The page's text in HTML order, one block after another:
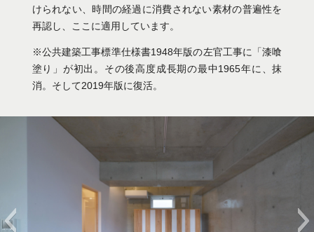
けられない、時間の経過に消費されない素材の普遍性を
再認し、ここに適用しています。
※公共建築工事標準仕様書1948年版の左官工事に「漆喰
塗り」が初出。その後高度成長期の最中1965年に、抹
消。そして2019年版に復活。